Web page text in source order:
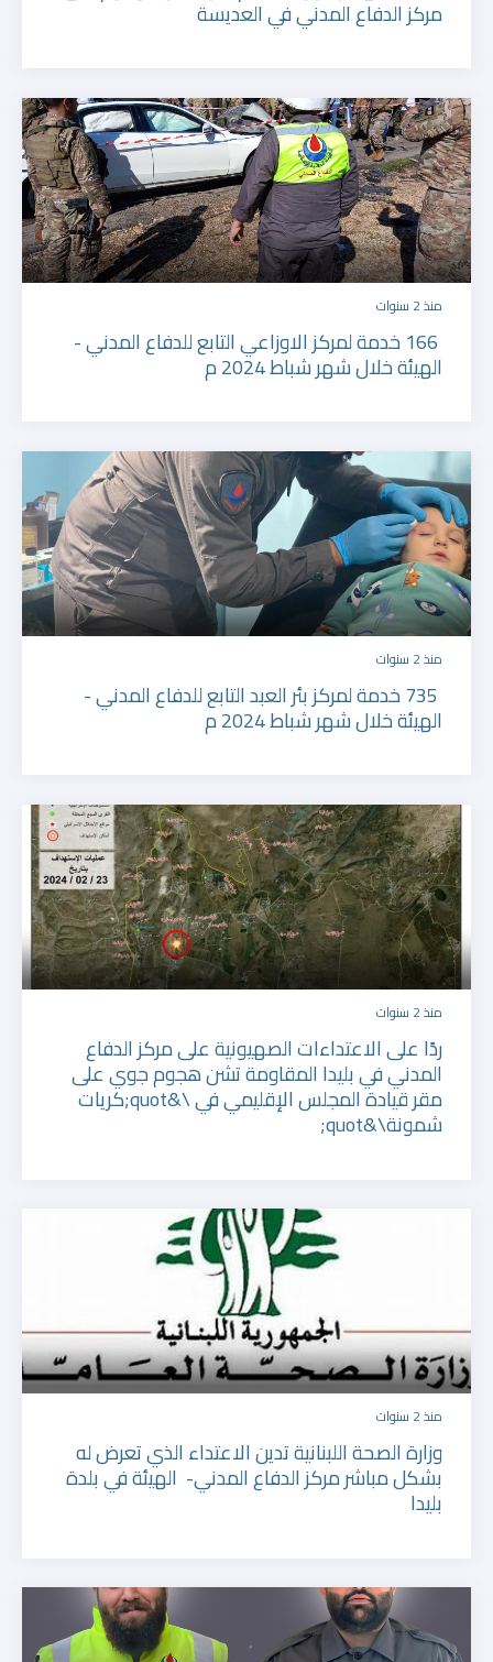
مركز الدفاع المدني في العديسة
منذ 2 سنوات
166 خدمة لمركز الاوزاعي التابع للدفاع المدني -
الهيئة خلال شهر شباط 2024 م
منذ 2 سنوات
735 خدمة لمركز بئر العبد التابع للدفاع المدني -
الهيئة خلال شهر شباط 2024 م
منذ 2 سنوات
ردًا على ‏الاعتداءات الصهيونية على مركز الدفاع
المدني في ‏بليدا المقاومة تشن هجوم جوي على
مقر قيادة المجلس الإقليمي في \&quot;كريات
شمونة\&quot;
منذ 2 سنوات
وزارة الصحة اللبنانية تدين الاعتداء الذي تعرض له
بشكل مباشر مركز الدفاع المدني- الهيئة في بلدة
بليدا